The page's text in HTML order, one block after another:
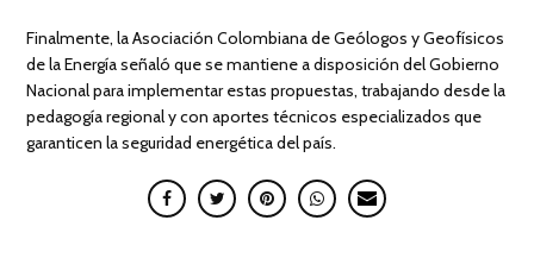
Finalmente, la Asociación Colombiana de Geólogos y Geofísicos
de la Energía señaló que se mantiene a disposición del Gobierno
Nacional para implementar estas propuestas, trabajando desde la
pedagogía regional y con aportes técnicos especializados que
garanticen la seguridad energética del país.